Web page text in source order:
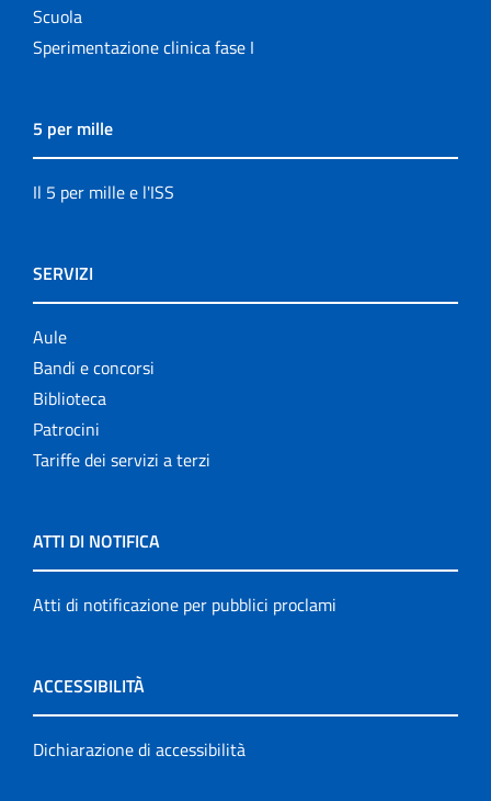
Scuola
Sperimentazione clinica fase I
5 per mille
Il 5 per mille e l'ISS
SERVIZI
Aule
Bandi e concorsi
Biblioteca
Patrocini
Tariffe dei servizi a terzi
ATTI DI NOTIFICA
Atti di notificazione per pubblici proclami
ACCESSIBILITÀ
Dichiarazione di accessibilità